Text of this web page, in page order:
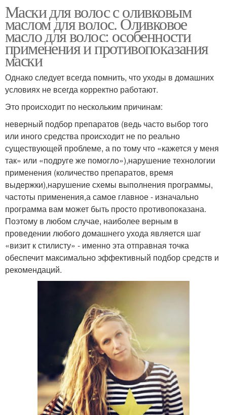
Маски для волос с оливковым
маслом для волос. Оливковое
масло для волос: особенности
применения и противопоказания
маски
Однако следует всегда помнить, что уходы в домашних
условиях не всегда корректно работают.
Это происходит по нескольким причинам:
неверный подбор препаратов (ведь часто выбор того
или иного средства происходит не по реально
существующей проблеме, а по тому что «кажется у меня
так» или «подруге же помогло»),нарушение технологии
применения (количество препаратов, время
выдержки),нарушение схемы выполнения программы,
частоты применения,а самое главное - изначально
программа вам может быть просто противопоказана.
Поэтому в любом случае, наиболее верным в
проведении любого домашнего ухода является шаг
«визит к стилисту» - именно эта отправная точка
обеспечит максимально эффективный подбор средств и
рекомендаций.